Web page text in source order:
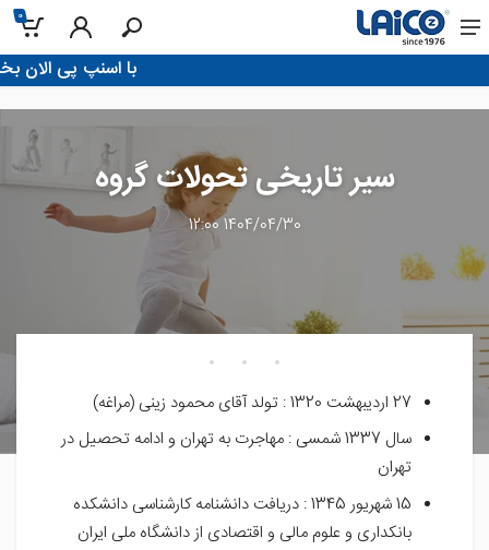
0
!با اسنپ پی الان بخر، تو 4 قسط پرداخت
سیر تاریخی تحولات گروه
1404/04/30 12:00
27 اردیبهشت 1320 : تولد آقای محمود زینی (مراغه)
سال 1337 شمسی : مهاجرت به تهران و ادامه تحصیل در
تهران
15 شهریور 1345 : دریافت دانشنامه کارشناسی دانشکده
بانکداری و علوم مالی و اقتصادی از دانشگاه ملی ایران